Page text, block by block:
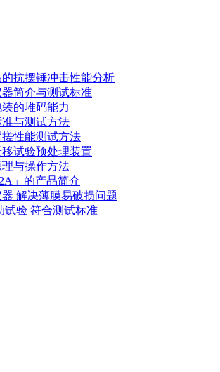
抗摆锤冲击性能分析
简介与测试标准
的堆码能力
与测试方法
性能测试方法
试验预处理装置
与操作方法
」的产品简介
解决薄膜易破损问题
试验 符合测试标准